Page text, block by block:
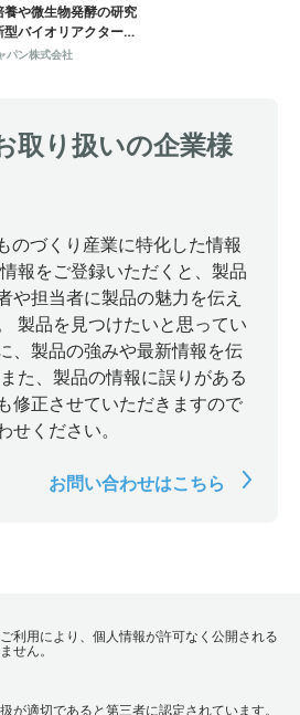
養や微生物発酵の研究
型バイオリアクター
パン株式会社
取り扱いの企業様
のづくり産業に特化した情報
報をご登録いただくと、製品
や担当者に製品の魅力を伝え
製品を見つけたいと思ってい
、製品の強みや最新情報を伝
た、製品の情報に誤りがある
修正させていただきますので
せください。
お問い合わせはこちら
利用により、個人情報が許可なく公開される
せん。
が適切であると第三者に認定されています。